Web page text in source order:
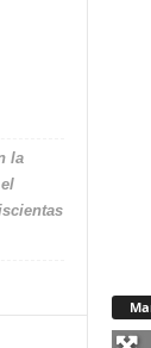
la